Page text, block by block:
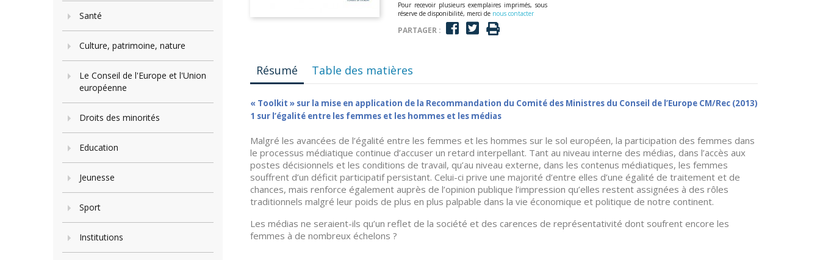
Santé
Culture, patrimoine, nature
Le Conseil de l'Europe et l'Union
européenne
Droits des minorités
Education
Jeunesse
Sport
Institutions
Pour recevoir plusieurs exemplaires imprimés, sous
réserve de disponibilité, merci de nous contacter
PARTAGER :
Résumé Table des matières
« Toolkit » sur la mise en application de la Recommandation du Comité des Ministres du Conseil de l’Europe CM/Rec (2013)
1 sur l’égalité entre les femmes et les hommes et les médias
Malgré les avancées de l’égalité entre les femmes et les hommes sur le sol européen, la participation des femmes dans
le processus médiatique continue d’accuser un retard interpellant. Tant au niveau interne des médias, dans l’accès aux
postes décisionnels et les conditions de travail, qu’au niveau externe, dans les contenus médiatiques, les femmes
souffrent d’un déficit participatif persistant. Celui-ci prive une majorité d’entre elles d’une égalité de traitement et de
chances, mais renforce également auprès de l’opinion publique l’impression qu’elles restent assignées à des rôles
traditionnels malgré leur poids de plus en plus palpable dans la vie économique et politique de notre continent.
Les médias ne seraient-ils qu’un reflet de la société et des carences de représentativité dont soufrent encore les
femmes à de nombreux échelons ?